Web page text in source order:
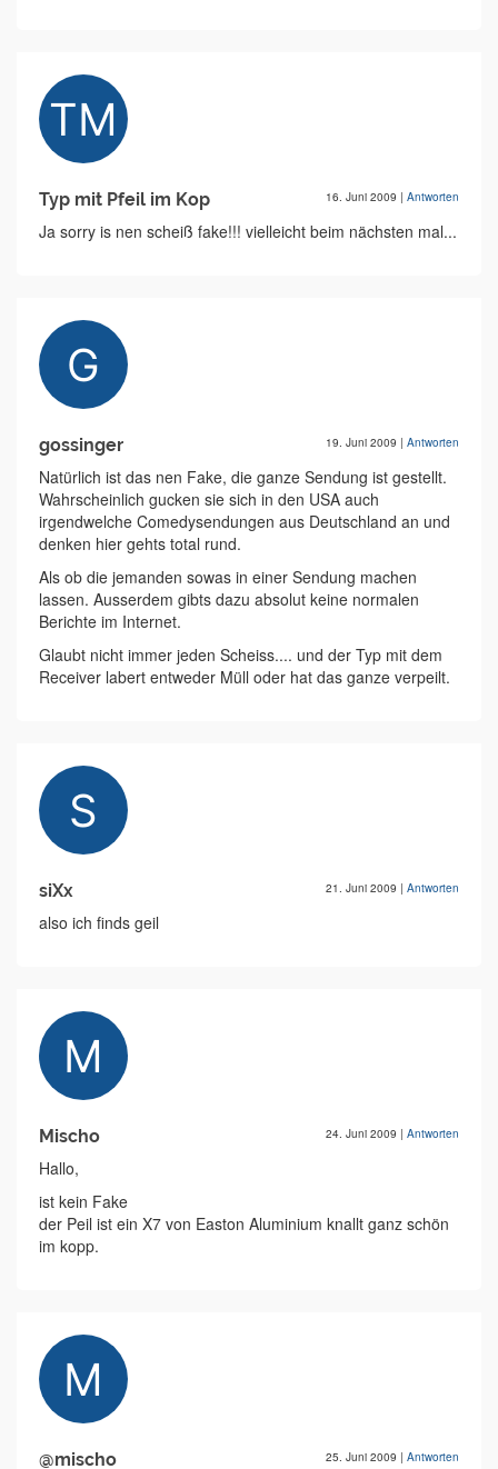
Typ mit Pfeil im Kop 16. Juni 2009 | Antworten
Ja sorry is nen scheiß fake!!! vielleicht beim nächsten mal...
gossinger 19. Juni 2009 | Antworten
Natürlich ist das nen Fake, die ganze Sendung ist gestellt.
Wahrscheinlich gucken sie sich in den USA auch
irgendwelche Comedysendungen aus Deutschland an und
denken hier gehts total rund.
Als ob die jemanden sowas in einer Sendung machen
lassen. Ausserdem gibts dazu absolut keine normalen
Berichte im Internet.
Glaubt nicht immer jeden Scheiss.... und der Typ mit dem
Receiver labert entweder Müll oder hat das ganze verpeilt.
siXx 21. Juni 2009 | Antworten
also ich finds geil
Mischo 24. Juni 2009 | Antworten
Hallo,
ist kein Fake
der Peil ist ein X7 von Easton Aluminium knallt ganz schön
im kopp.
@mischo 25. Juni 2009 | Antworten